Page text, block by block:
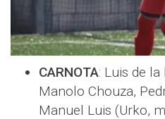
CARNOTA: Luis de la
Manolo Chouza,
Manuel Luis (Urko,